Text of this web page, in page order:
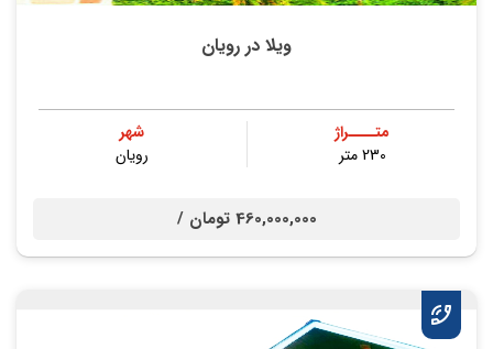
ویلا در رویان
متــــراژ
230 متر
شهر
رویان
460,000,000 تومان /